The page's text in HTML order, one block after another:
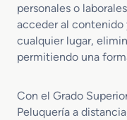
personales o
acceder al contenido
cualquier lugar,
permitiendo una
Con el Grado
Peluquería a